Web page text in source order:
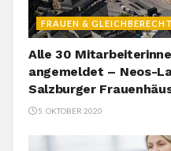
FRAUEN &
Alle 30
angemeldet – Neos-
Salzburger
5. OKTOBER 2020